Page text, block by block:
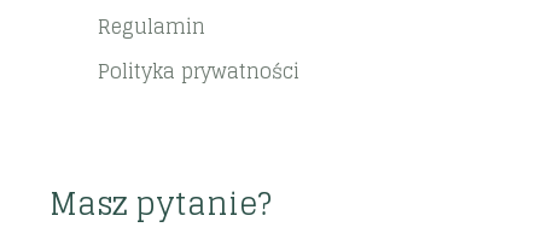
Regulamin
Polityka prywatności
Masz pytanie?